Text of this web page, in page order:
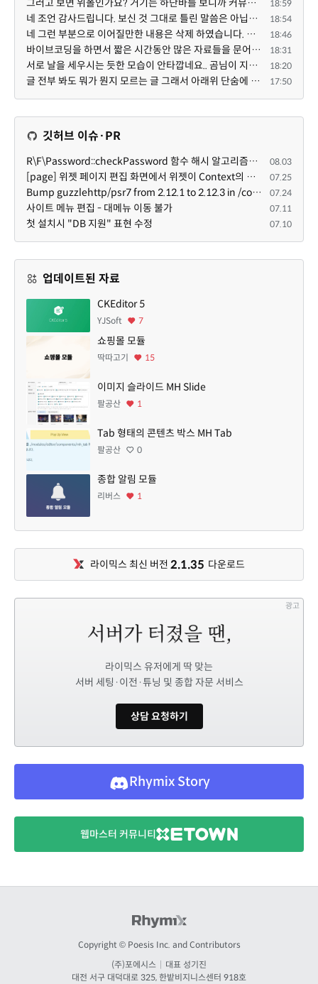
그러고 보면 위폴인가요? 거기는 하단바를 보니까 커뮤니티 빌딩 SaaS 솔루션을 사용하고 있는거 같더라고요... 18:59
네 조언 감사드립니다. 보신 것 그대로 틀린 말씀은 아닙니다. 다만, 배포한 것에 대해 흥미가 떨어져서 뒷... 18:54
네 그런 부분으로 이어질만한 내용은 삭제 하였습니다. 불편을 드려 죄송합니다. 저희는 비즈니스 완성할 수... 18:46
바이브코딩을 하면서 짧은 시간동안 많은 자료들을 문어발식 확장하면서 이미 배포한것에대한 흥미가 떨어지... 18:31
서로 날을 세우시는 듯한 모습이 안타깝네요.. 곰님이 지금까지 이끌어주셨던것처럼 안정적인 코어도 필요하... 18:20
글 전부 봐도 뭐가 뭔지 모르는 글 그래서 아래위 단숨에 쭈욱 훝어만 보고 말았지만 참 대단한 정성이예요.... 17:50
깃허브 이슈·PR
R\F\Password::checkPassword 함수 해시 알고리즘을 암시적으로 호출하는 경우 Argon2id 해시 비교 실패 08.03
[page] 위젯 페이지 편집 화면에서 위젯이 Context의 module_info를 덮어쓰면 저장이 ERR_ACT_IS_NOT_STANDALONE으로 실패 07.25
Bump guzzlehttp/psr7 from 2.12.1 to 2.12.3 in /common 07.24
사이트 메뉴 편집 - 대메뉴 이동 불가 07.11
첫 설치시 "DB 지원" 표현 수정 07.10
업데이트된 자료
CKEditor 5
YJSoft 7
쇼핑몰 모듈
딱따고기 15
이미지 슬라이드 MH Slide
팔공산 1
Tab 형태의 콘텐츠 박스 MH Tab
팔공산 0
종합 알림 모듈
리버스 1
라이믹스 최신 버전 2.1.35 다운로드
광고
라이믹스 유저에게 딱 맞는
서버 세팅·이전·튜닝 및 종합 자문 서비스
상담 요청하기
Rhymix Story
웹마스터 커뮤니티
Copyright © Poesis Inc. and Contributors
(주)포에시스
대표 성기진
대전 서구 대덕대로 325, 한밭비지니스센터 918호